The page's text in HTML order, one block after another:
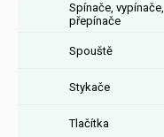
Spínače, vypínače,
přepínače
Spouště
Stykače
Tlačítka